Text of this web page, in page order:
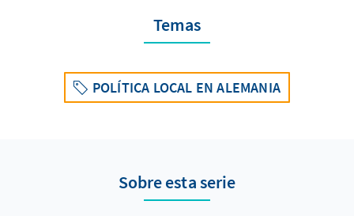
Temas
POLÍTICA LOCAL EN ALEMANIA
Sobre esta serie